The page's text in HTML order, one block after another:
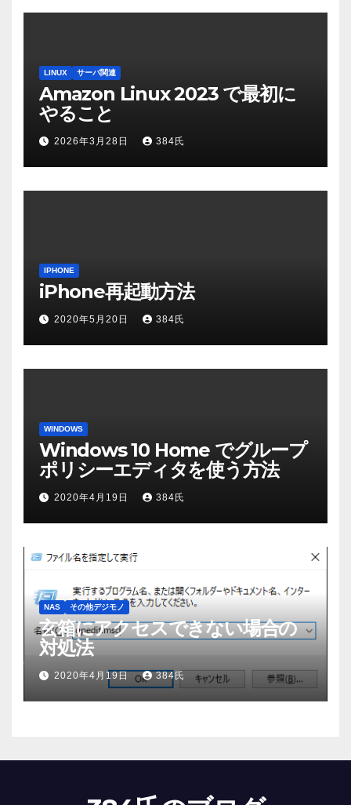
LINUX サーバ関連
Amazon Linux 2023 で最初に
やること
2026年3月28日 384氏
IPHONE
iPhone再起動方法
2020年5月20日 384氏
WINDOWS
Windows 10 Home でグループ
ポリシーエディタを使う方法
2020年4月19日 384氏
NAS その他デジモノ
玄箱にアクセスできない場合の
対処法
2020年4月19日 384氏